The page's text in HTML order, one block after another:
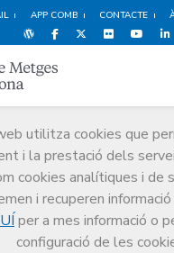
APP COMB CONTACTE
utilitza cookies que
i la prestació dels
cookies analítiques i de
i recuperen
per a mes informació o
configuració de les
Notícies
al Pacte Nacional pel dret a